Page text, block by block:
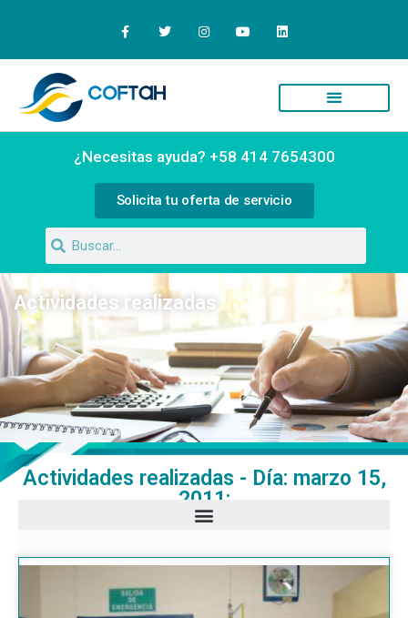
¿Necesitas ayuda? +58 414 7654300
Solicita tu oferta de servicio
Actividades realizadas
Actividades realizadas - Día: marzo 15,
2011: